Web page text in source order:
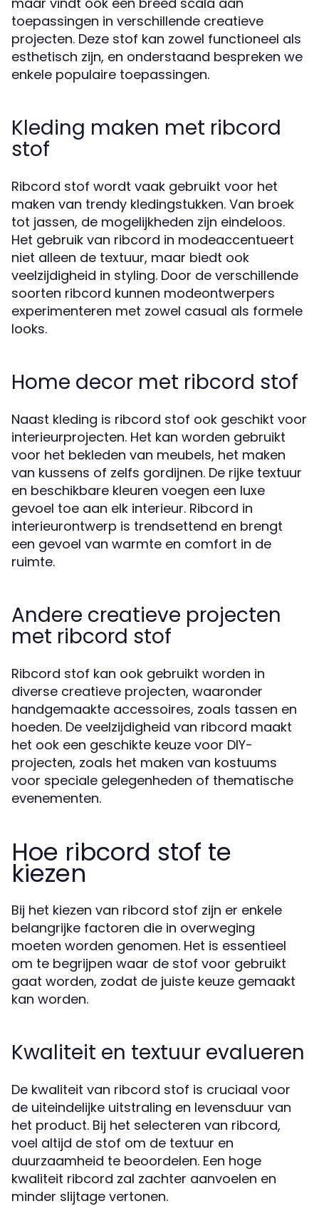
toepassingen in verschillende creatieve
projecten. Deze stof kan zowel functioneel als
esthetisch zijn, en onderstaand bespreken we
enkele populaire toepassingen.
Kleding maken met ribcord
stof
Ribcord stof wordt vaak gebruikt voor het
maken van trendy kledingstukken. Van broek
tot jassen, de mogelijkheden zijn eindeloos.
Het gebruik van ribcord in modeaccentueert
niet alleen de textuur, maar biedt ook
veelzijdigheid in styling. Door de verschillende
soorten ribcord kunnen modeontwerpers
experimenteren met zowel casual als formele
looks.
Home decor met ribcord stof
Naast kleding is ribcord stof ook geschikt voor
interieurprojecten. Het kan worden gebruikt
voor het bekleden van meubels, het maken
van kussens of zelfs gordijnen. De rijke textuur
en beschikbare kleuren voegen een luxe
gevoel toe aan elk interieur. Ribcord in
interieurontwerp is trendsettend en brengt
een gevoel van warmte en comfort in de
ruimte.
Andere creatieve projecten
met ribcord stof
Ribcord stof kan ook gebruikt worden in
diverse creatieve projecten, waaronder
handgemaakte accessoires, zoals tassen en
hoeden. De veelzijdigheid van ribcord maakt
het ook een geschikte keuze voor DIY-
projecten, zoals het maken van kostuums
voor speciale gelegenheden of thematische
evenementen.
Hoe ribcord stof te
kiezen
Bij het kiezen van ribcord stof zijn er enkele
belangrijke factoren die in overweging
moeten worden genomen. Het is essentieel
om te begrijpen waar de stof voor gebruikt
gaat worden, zodat de juiste keuze gemaakt
kan worden.
Kwaliteit en textuur evalueren
De kwaliteit van ribcord stof is cruciaal voor
de uiteindelijke uitstraling en levensduur van
het product. Bij het selecteren van ribcord,
voel altijd de stof om de textuur en
duurzaamheid te beoordelen. Een hoge
kwaliteit ribcord zal zachter aanvoelen en
minder slijtage vertonen.